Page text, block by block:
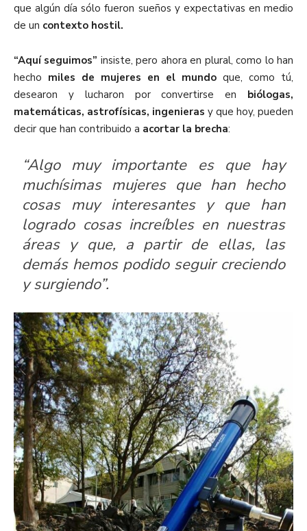
que algún día sólo fueron sueños y expectativas en medio
de un contexto hostil.
“Aquí seguimos” insiste, pero ahora en plural, como lo han
hecho miles de mujeres en el mundo que, como tú,
desearon y lucharon por convertirse en biólogas,
matemáticas, astrofísicas, ingenieras y que hoy, pueden
decir que han contribuido a acortar la brecha:
“Algo muy importante es que hay
muchísimas mujeres que han hecho
cosas muy interesantes y que han
logrado cosas increíbles en nuestras
áreas y que, a partir de ellas, las
demás hemos podido seguir creciendo
y surgiendo”.